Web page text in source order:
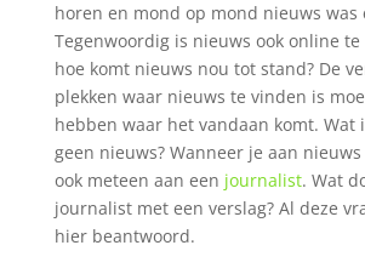
horen en mond op mond nieuws was
Tegenwoordig is nieuws ook online
hoe komt nieuws nou tot stand? De
plekken waar nieuws te vinden is
hebben waar het vandaan komt. Wat
geen nieuws? Wanneer je aan
ook meteen aan een journalist. Wat
journalist met een verslag? Al deze
hier beantwoord.